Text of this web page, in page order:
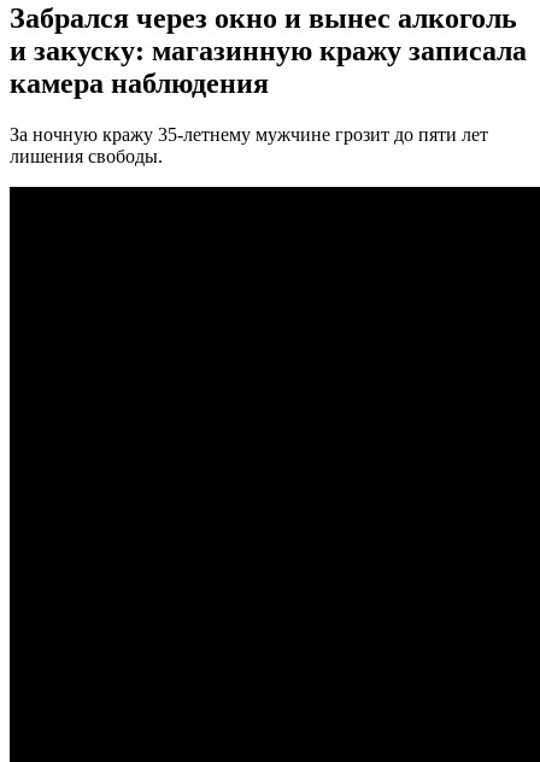
Забрался через окно и вынес алкоголь
и закуску: магазинную кражу записала
камера наблюдения
За ночную кражу 35-летнему мужчине грозит до пяти лет
лишения свободы.